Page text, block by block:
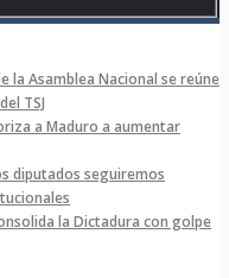
la Asamblea Nacional se reúne
TSJ
a Maduro a aumentar
diputados seguiremos
la Dictadura con golpe